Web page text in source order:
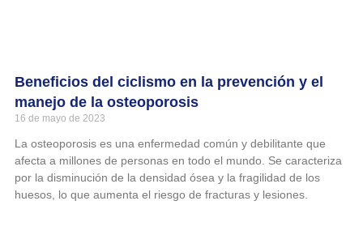
Beneficios del ciclismo en la prevención y el
manejo de la osteoporosis
16 de mayo de 2023
La osteoporosis es una enfermedad común y debilitante que
afecta a millones de personas en todo el mundo. Se caracteriza
por la disminución de la densidad ósea y la fragilidad de los
huesos, lo que aumenta el riesgo de fracturas y lesiones.